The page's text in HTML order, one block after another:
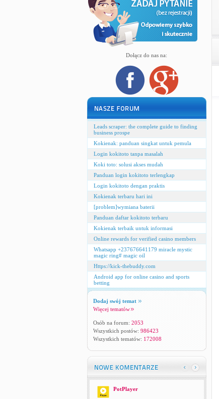
Dołącz do nas na:
Leads scraper: the complete guide to finding
business prospe
Kokienak: panduan singkat untuk pemula
Login kokitoto tanpa masalah
Koki toto: solusi akses mudah
Panduan login kokitoto terlengkap
Login kokitoto dengan praktis
Kokienak terbaru hari ini
[problem]wymiana baterii
Panduan daftar kokitoto terbaru
Kokienak terbaik untuk informasi
Online rewards for verified casino members
Whatsapp +237676641179 miracle mystic
magic ring# magic oil
Https://kick-thebuddy.com
Android app for online casino and sports
betting
Dodaj swój temat
Więcej tematów
Osób na forum: 2053
Wszystkich postów: 986423
Wszystkich tematów: 172008
PotPlayer